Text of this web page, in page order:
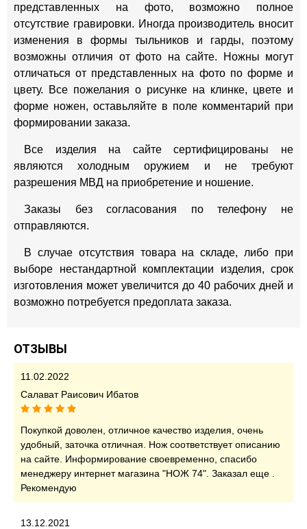
представленных на фото, возможно полное
отсутствие гравировки. Иногда производитель вносит
изменения в формы тыльников и гарды, поэтому
возможны отличия от фото на сайте. Ножны могут
отличаться от представленных на фото по форме и
цвету. Все пожелания о рисунке на клинке, цвете и
форме ножен, оставьляйте в поле комментарий при
формировании заказа.
Все изделия на сайте сертифицированы не
являются холодным оружием и не требуют
разрешения МВД на приобретение и ношение.
Заказы без согласования по телефону не
отправляются.
В случае отсутствия товара на складе, либо при
выборе нестандартной комплектации изделия, срок
изготовления может увеличится до 40 рабочих дней и
возможно потребуется предоплата заказа.
ОТЗЫВЫ
11.02.2022
Салават Раисович Ибатов
Покупкой доволен, отличное качество изделия, очень
удобный, заточка отличная. Нож соответствует описанию
на сайте. Информирование своевременно, спасибо
менеджеру интернет магазина "НОЖ 74". Заказал еще .
Рекомендую
13.12.2021